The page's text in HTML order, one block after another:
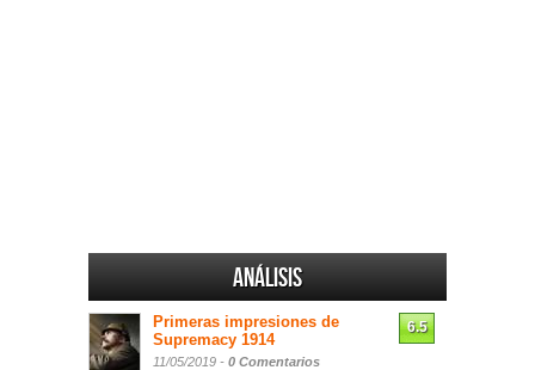
Análisis
Primeras impresiones de
Supremacy 1914
11/05/2019 - 0 Comentarios
6.5